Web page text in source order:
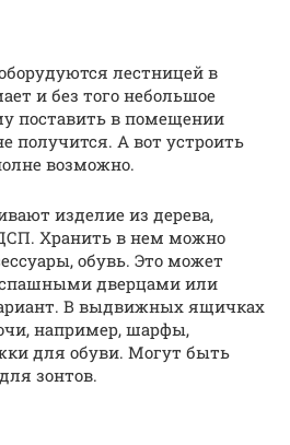
лестницей в
и без того небольшое
поставить в помещении
получится. А вот устроить
возможно.
изделие из дерева,
Хранить в нем можно
обувь. Это может
дверцами или
В выдвижных ящичках
например, шарфы,
для обуви. Могут быть
зонтов.